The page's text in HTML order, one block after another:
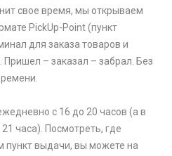
свое время, мы открываем
PickUp-Point (пункт
для заказа товаров и
Пришел – заказал – забрал. Без
с 16 до 20 часов (а в
часа). Посмотреть, где
пункт выдачи, вы можете на